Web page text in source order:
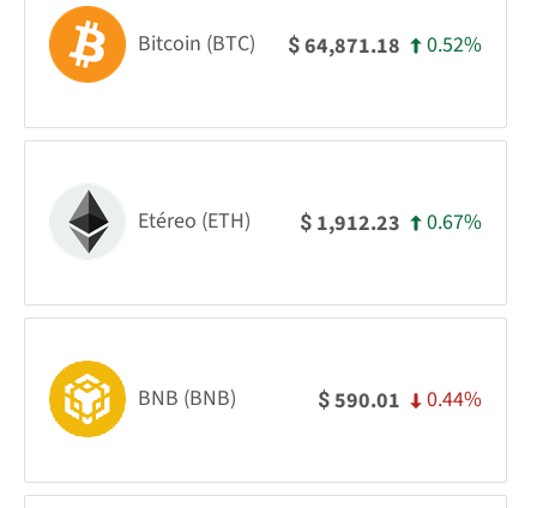
Bitcoin (BTC) $64,871.18 0.52%
Etéreo (ETH) $ 1,912.23 0.67%
BNB (BNB) $590.01 0.44%